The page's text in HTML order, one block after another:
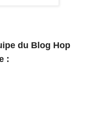
du Blog Hop
: